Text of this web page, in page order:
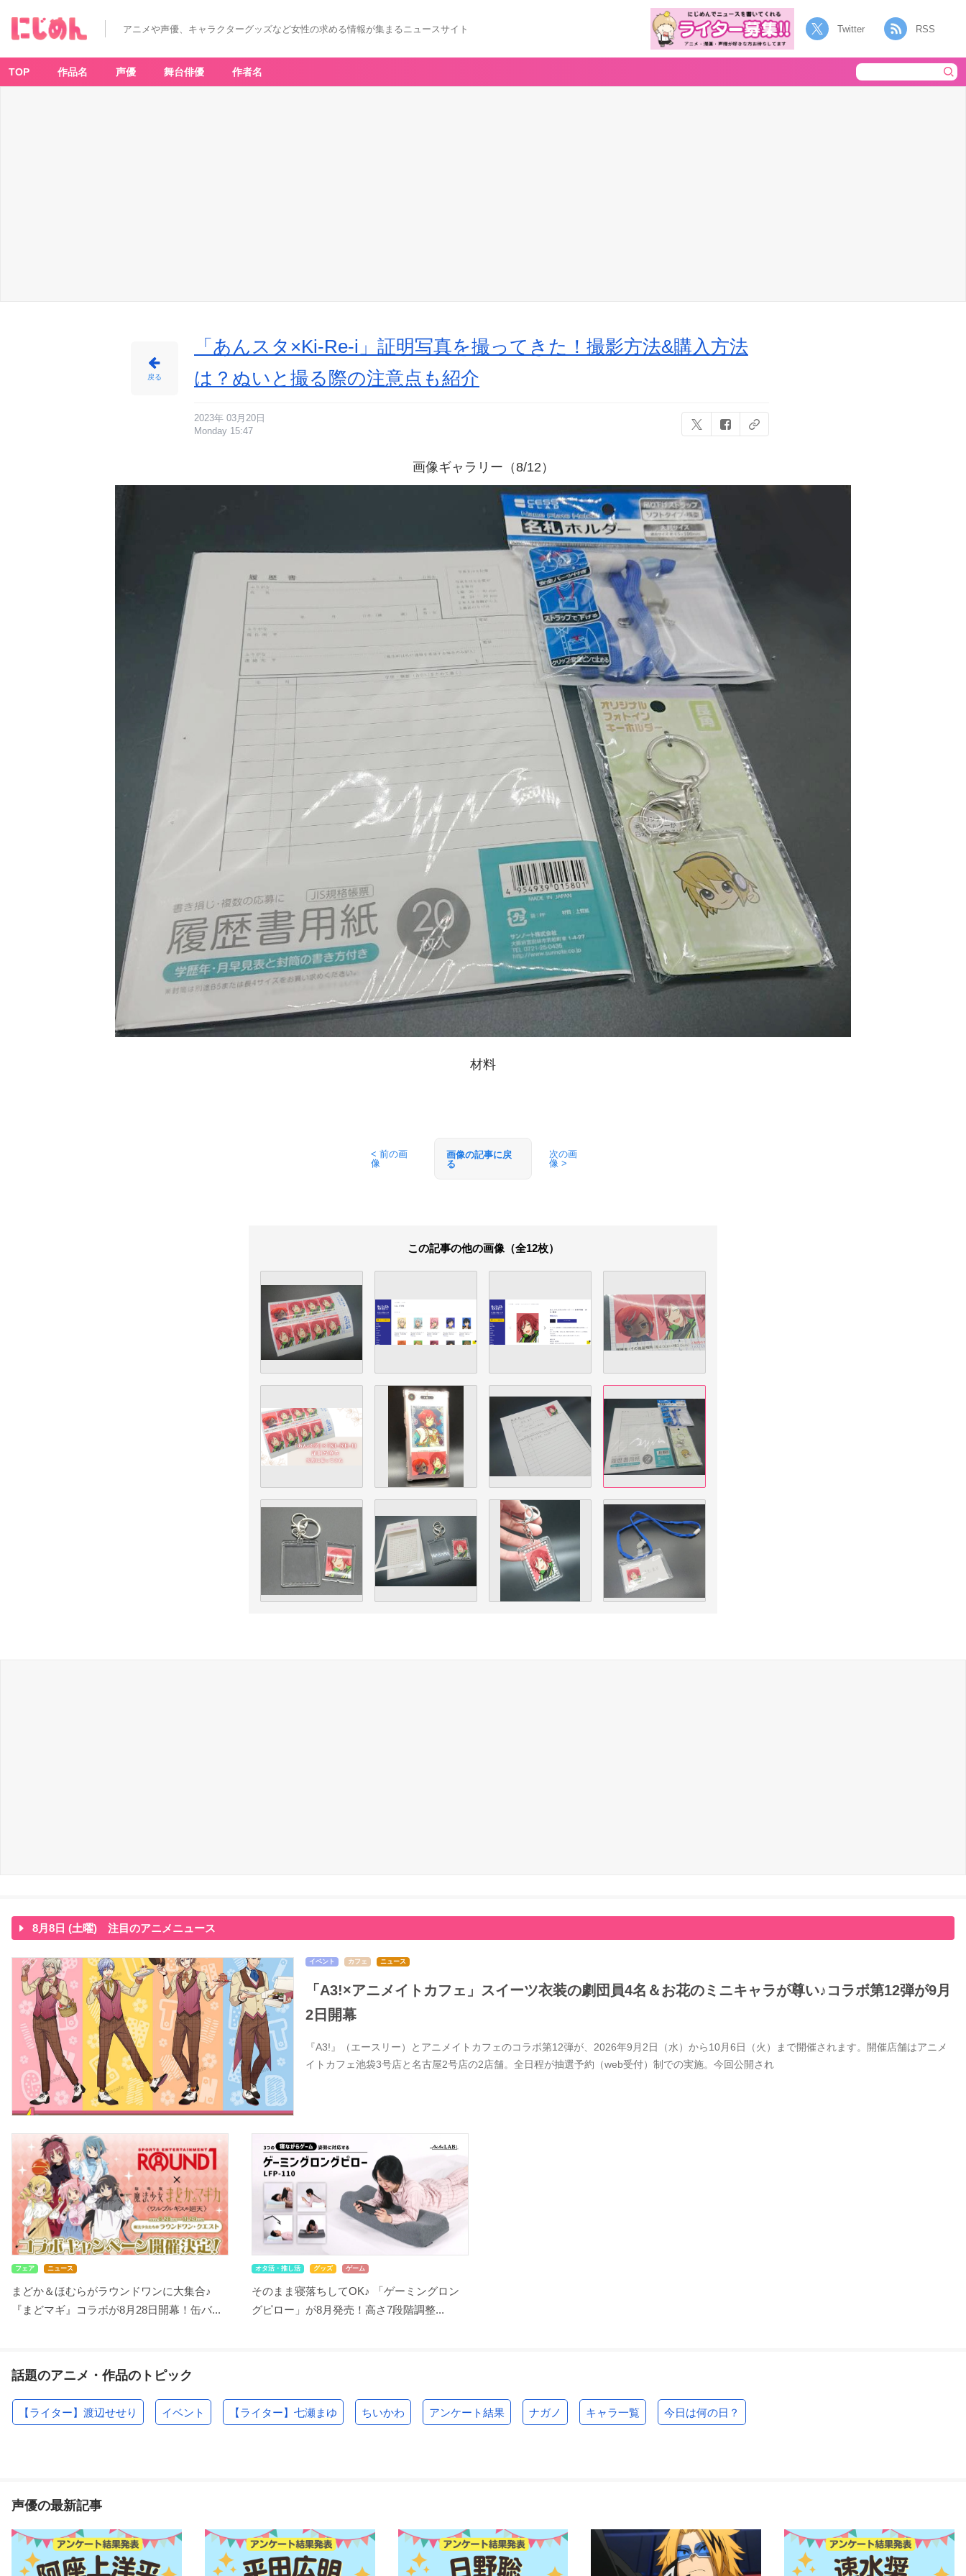
情
サ
イ
ト
アニメや声優、キャラクターグッズなど女性の求める情報が集まるニュースサイト Twitter RSS
TOP 作品名 声優 舞台俳優 作者名
戻る
「あんスタ×Ki-Re-i」証明写真を撮ってきた！撮影方法&購入方法
は？ぬいと撮る際の注意点も紹介
2023年 03月20日
Monday 15:47
画像ギャラリー（8/12）
材料
< 前の画
像
画像の記事に戻
る
次の画
像 >
この記事の他の画像（全12枚）
8月8日 (土曜) 注目のアニメニュース
イベント カフェ ニュース
「A3!×アニメイトカフェ」スイーツ衣装の劇団員4名＆お花のミニキャラが尊い♪コラボ第12弾が9月
2日開幕
『A3!』（エースリー）とアニメイトカフェのコラボ第12弾が、2026年9月2日（水）から10月6日（火）まで開催されます。開催店舗はアニメ
イトカフェ池袋3号店と名古屋2号店の2店舗。全日程が抽選予約（web受付）制での実施。今回公開され
フェア ニュース
まどか＆ほむらがラウンドワンに大集合♪
『まどマギ』コラボが8月28日開幕！缶バ...
オタ活・推し活 グッズ ゲーム
そのまま寝落ちしてOK♪ 「ゲーミングロン
グピロー」が8月発売！高さ7段階調整...
話題のアニメ・作品のトピック
【ライター】渡辺せせり イベント 【ライター】七瀬まゆ ちいかわ アンケート結果 ナガノ キャラ一覧 今日は何の日？
声優の最新記事